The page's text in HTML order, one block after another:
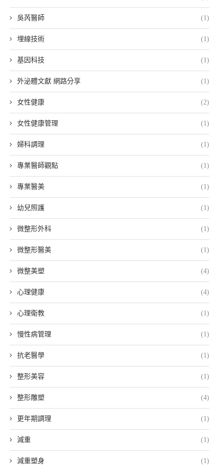
吳芮醫師 (1)
埋線技術 (1)
基因科技 (1)
外泌體文獻 網路分享 (1)
女性健康 (2)
女性健康管理 (1)
婦科調理 (1)
專業醫師觀點 (1)
專業醫美 (1)
幼兒照護 (1)
微整形外科 (1)
微整形醫美 (1)
微整美塑 (4)
心理健康 (4)
心理衛教 (1)
慢性病管理 (1)
抗老醫學 (1)
整形美容 (1)
整形雕塑 (4)
更年期調理 (1)
減重 (1)
減重塑身 (1)